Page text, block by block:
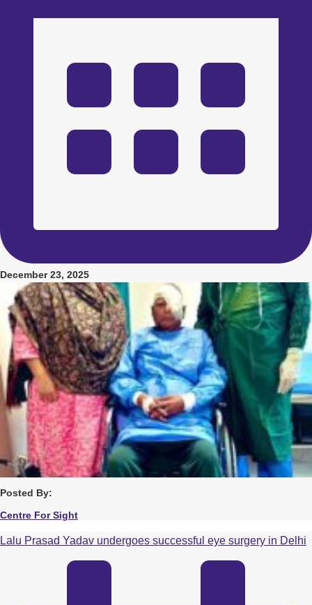
December 23, 2025
Posted By:
Centre For Sight
Lalu Prasad Yadav undergoes successful eye surgery in Delhi